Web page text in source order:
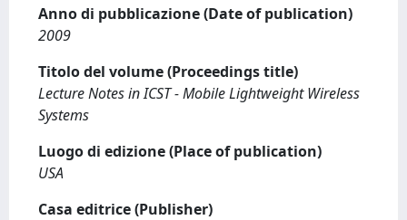
Anno di pubblicazione (Date of publication)
2009
Titolo del volume (Proceedings title)
Lecture Notes in ICST - Mobile Lightweight Wireless
Systems
Luogo di edizione (Place of publication)
USA
Casa editrice (Publisher)